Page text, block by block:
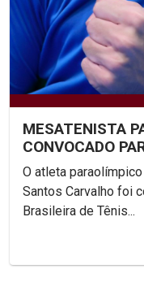
MESATENISTA
CONVOCADO
O atleta
Santos Carvalho foi
Brasileira de Tênis...